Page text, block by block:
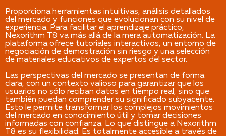
Proporciona herramientas intuitivas, análisis detallados
del mercado y funciones que evolucionan con su nivel de
experiencia. Para facilitar el aprendizaje práctico,
Nexorithm T8 va más allá de la mera automatización. La
plataforma ofrece tutoriales interactivos, un entorno de
negociación de demostración sin riesgo y una selección
de materiales educativos de expertos del sector.
Las perspectivas del mercado se presentan de forma
clara, con un contexto valioso para garantizar que los
usuarios no sólo reciban datos en tiempo real, sino que
también puedan comprender su significado subyacente.
Esto le permite transformar los complejos movimientos
del mercado en conocimiento útil y tomar decisiones
informadas con confianza. Lo que distingue a Nexorithm
T8 es su flexibilidad. Es totalmente accesible a través de